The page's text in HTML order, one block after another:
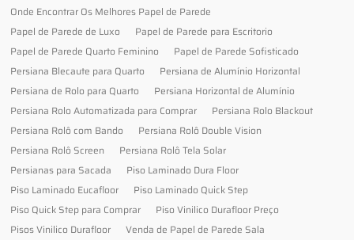
Onde Encontrar Os Melhores Papel de Parede
Papel de Parede de Luxo
Papel de Parede para Escritorio
Papel de Parede Quarto Feminino
Papel de Parede Sofisticado
Persiana Blecaute para Quarto
Persiana de Alumínio Horizontal
Persiana de Rolo para Quarto
Persiana Horizontal de Alumínio
Persiana Rolo Automatizada para Comprar
Persiana Rolo Blackout
Persiana Rolô com Bando
Persiana Rolô Double Vision
Persiana Rolô Screen
Persiana Rolô Tela Solar
Persianas para Sacada
Piso Laminado Dura Floor
Piso Laminado Eucafloor
Piso Laminado Quick Step
Piso Quick Step para Comprar
Piso Vinilico Durafloor Preço
Pisos Vinilico Durafloor
Venda de Papel de Parede Sala